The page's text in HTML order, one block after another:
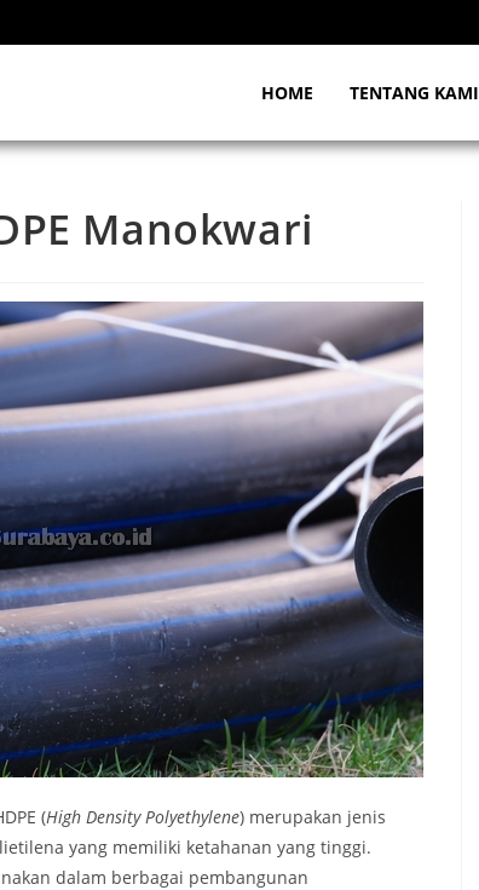
HOME TENTANG KAMI
Manokwari
(High Density Polyethylene) merupakan jenis
yang memiliki ketahanan yang tinggi.
dalam berbagai pembangunan